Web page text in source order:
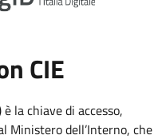
CIE
la chiave di accesso,
Ministero dell’Interno, che